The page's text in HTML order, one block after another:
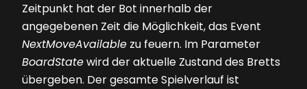
Zeitpunkt hat der Bot innerhalb der
angegebenen Zeit die Möglichkeit, das Event
NextMoveAvailable zu feuern. Im Parameter
Board­Statewird der aktuelle Zustand des Bretts
übergeben. Der gesamte Spielverlauf ist